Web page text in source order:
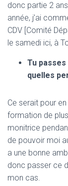
donc partie 2
année, j’ai
CDV [Comité
le samedi ici, à
Tu
quelles
Ce serait pour
formation de
monitrice
de pouvoir moi
a une bonne
donc passer ce
mon cas.